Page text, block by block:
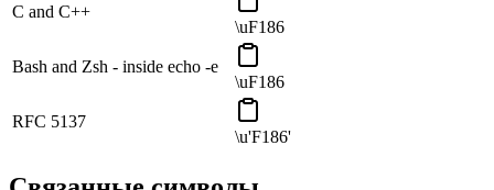
C and C++
\uF186
Bash and Zsh - inside echo -e
\uF186
RFC 5137
\u'F186'